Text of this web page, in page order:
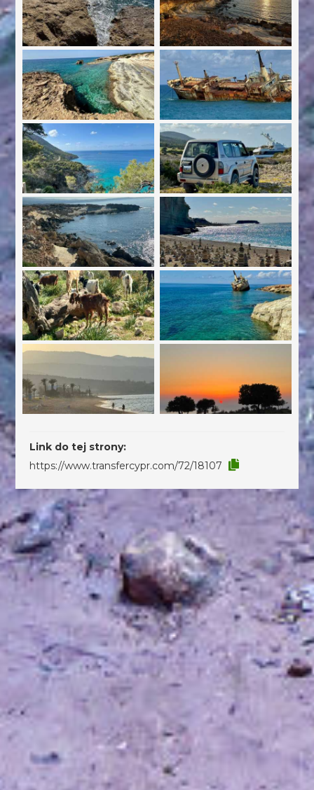
Link do tej strony:
https://www.transfercypr.com/72/18107